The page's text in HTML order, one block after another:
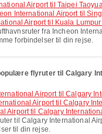
International Airport til
Airport til Kuala
fra Incheon
forbindelser til din rejse.
flyruter til Calgary
Airport til Calgary
Airport til Calgary
Airport til Calgary
til Calgary International
til din rejse.